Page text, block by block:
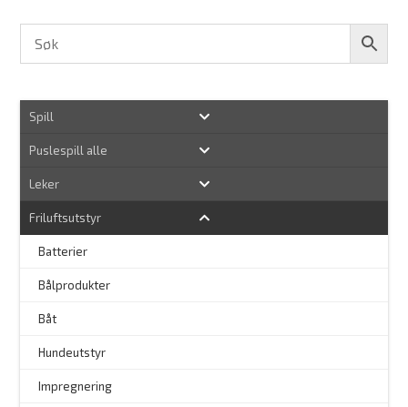
Spill
Puslespill alle
Leker
Friluftsutstyr
Batterier
Bålprodukter
Båt
Hundeutstyr
Impregnering